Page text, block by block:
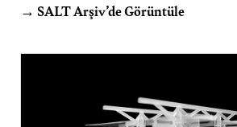
→ SALT Arşiv’de Görüntüle